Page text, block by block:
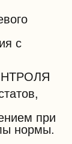
с
при
нормы.